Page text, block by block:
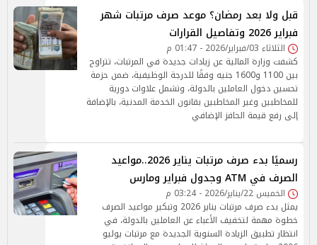
قبل ولا بعد رمضان؟ موعد صرف مرتبات شهر
فبراير 2026 وتفاصيل القرارات
الثلاثاء 03/فبراير/2026 - 01:47 م
كشفت وزارة المالية عن زيادات جديدة في المرتبات، تتراوح
بين 1100 و1600 جنيه وفقًا للدرجة الوظيفية، ضمن حزمة
تحسين دخول العاملين بالدولة، وتشمل علاوات دورية
للمخاطبين وغير المخاطبين بقانون الخدمة المدنية، بالإضافة
إلى رفع قيمة الحافز الإضافي
رسميًا بدء صرف مرتبات يناير 2026..مواعيد
الصرف في ATM وجدول فبراير ومارس
الخميس 22/يناير/2026 - 03:24 م
يمثل بدء صرف مرتبات يناير 2026 وتبكير مواعيد الصرف
خطوة مهمة لتخفيف الأعباء عن العاملين بالدولة، في
انتظار تطبيق الزيادة السنوية الجديدة مع مرتبات يوليو